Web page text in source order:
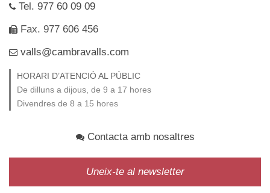
Tel. 977 60 09 09
Fax. 977 606 456
valls@cambravalls.com
HORARI D’ATENCIÓ AL PÚBLIC
De dilluns a dijous, de 9 a 17 hores
Divendres de 8 a 15 hores
Contacta amb nosaltres
Uneix-te al newsletter